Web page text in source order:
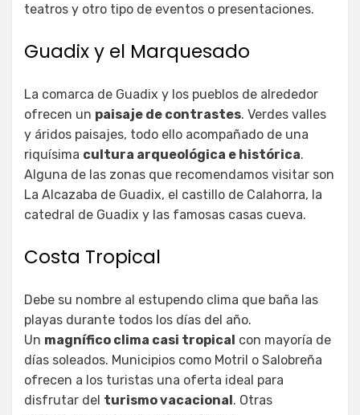
teatros y otro tipo de eventos o presentaciones.
Guadix y el Marquesado
La comarca de Guadix y los pueblos de alrededor
ofrecen un paisaje de contrastes. Verdes valles
y áridos paisajes, todo ello acompañado de una
riquísima cultura arqueológica e histórica.
Alguna de las zonas que recomendamos visitar son
La Alcazaba de Guadix, el castillo de Calahorra, la
catedral de Guadix y las famosas casas cueva.
Costa Tropical
Debe su nombre al estupendo clima que baña las
playas durante todos los días del año.
Un magnífico clima casi tropical con mayoría de
días soleados. Municipios como Motril o Salobreña
ofrecen a los turistas una oferta ideal para
disfrutar del turismo vacacional. Otras